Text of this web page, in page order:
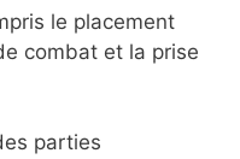
le placement
combat et la prise
parties